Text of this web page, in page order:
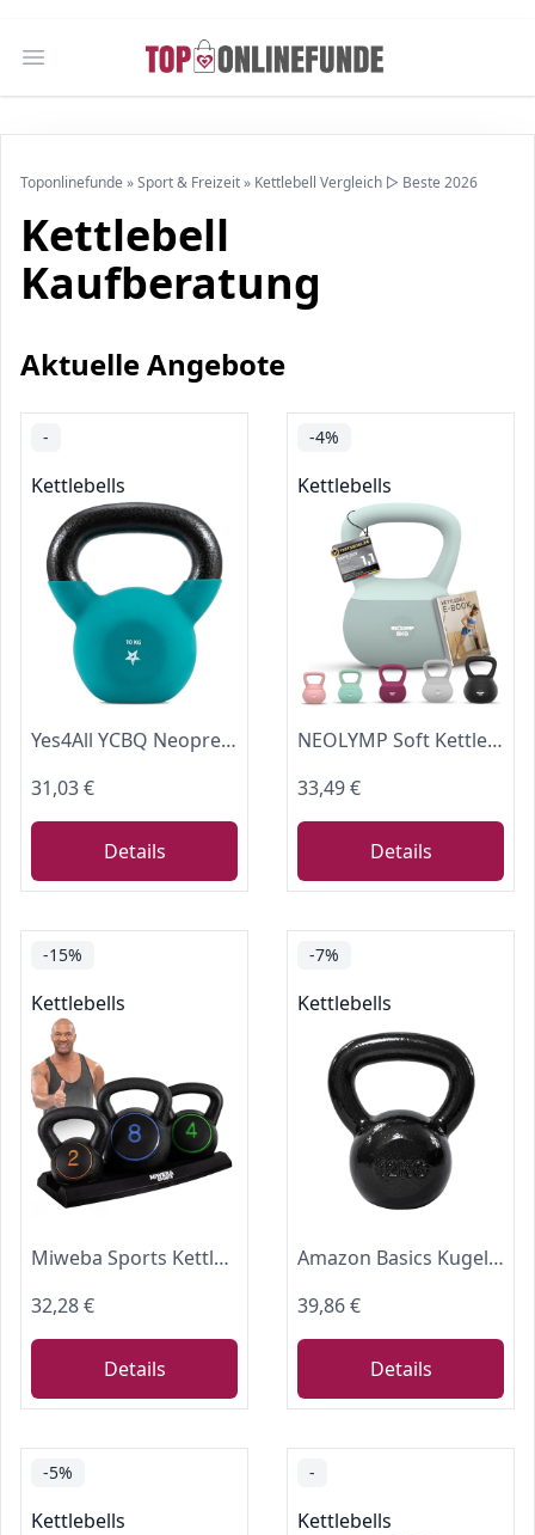
Open main menu
Toponlinefunde »Sport & Freizeit» Kettlebell Vergleich ▷ Beste 2026
Kettlebell
Kaufberatung
Aktuelle Angebote
-
Kettlebells
Yes4All YCBQ Neopren beschichtete Kettlebell, Krafttraining Kettlebells - 10KG Türkis
31,03 €
Details
-4%
Kettlebells
NEOLYMP Soft Kettlebell bodenschonend & leise - stoßdämpfende Kugelhantel mit Eisensandfüllung - ergonomischer Softgriff ideal fürs Homegym Kettlebell 2–12 kg Kugelhantel Set (Sky-blue | 8 kg)
33,49 €
Details
-15%
Kettlebells
Miweba Sports Kettlebell | Hanteln Set | 2 kg 4 kg 8 kg Gewichte
32,28 €
Details
-7%
Kettlebells
Amazon Basics Kugelhantel aus Gusseisen, 12 kg, Schwarz
39,86 €
Details
-5%
Kettlebells
-
Kettlebells